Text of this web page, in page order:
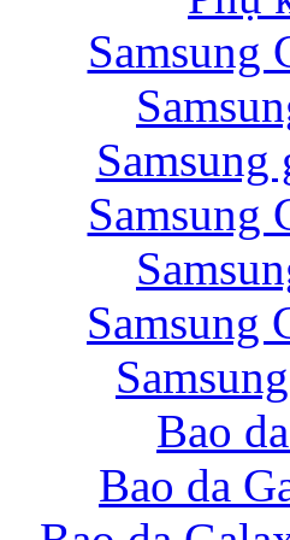
Bao da Samsung
Bao da Galaxy
Nắp lưng Samsung
Samsung
Samsung
Samsung
Bao
Bao da